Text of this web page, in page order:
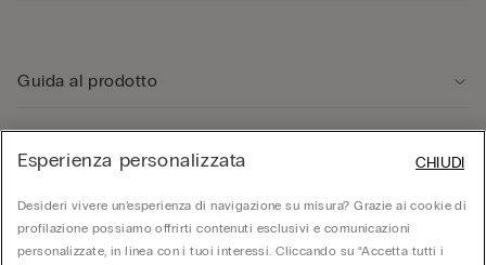
Guida al prodotto
Area Legale
Esperienza personalizzata
Desideri vivere un’esperienza di navigazione su misura? Grazie ai cookie di
profilazione possiamo offrirti contenuti esclusivi e comunicazioni
personalizzate, in linea con i tuoi interessi. Cliccando su “Accetta tutti i
CHIUDI